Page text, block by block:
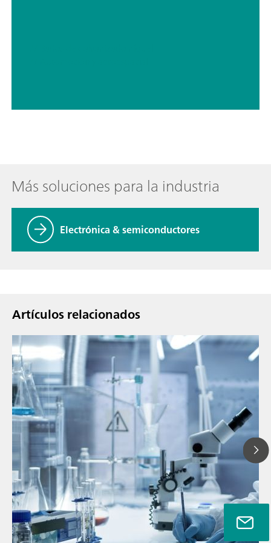
Más soluciones para la industria
Electrónica & semiconductores
Artículos relacionados
// Blog post
// Infrarojo cercano (NIR)
// Medición directa